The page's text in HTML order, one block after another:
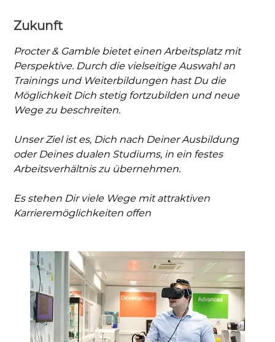
Zukunft
Procter & Gamble bietet einen Arbeitsplatz mit
Perspektive. Durch die vielseitige Auswahl an
Trainings und Weiterbildungen hast Du die
Möglichkeit Dich stetig fortzubilden und neue
Wege zu beschreiten.
Unser Ziel ist es, Dich nach Deiner Ausbildung
oder Deines dualen Studiums, in ein festes
Arbeitsverhältnis zu übernehmen.
Es stehen Dir viele Wege mit attraktiven
Karrieremöglichkeiten offen